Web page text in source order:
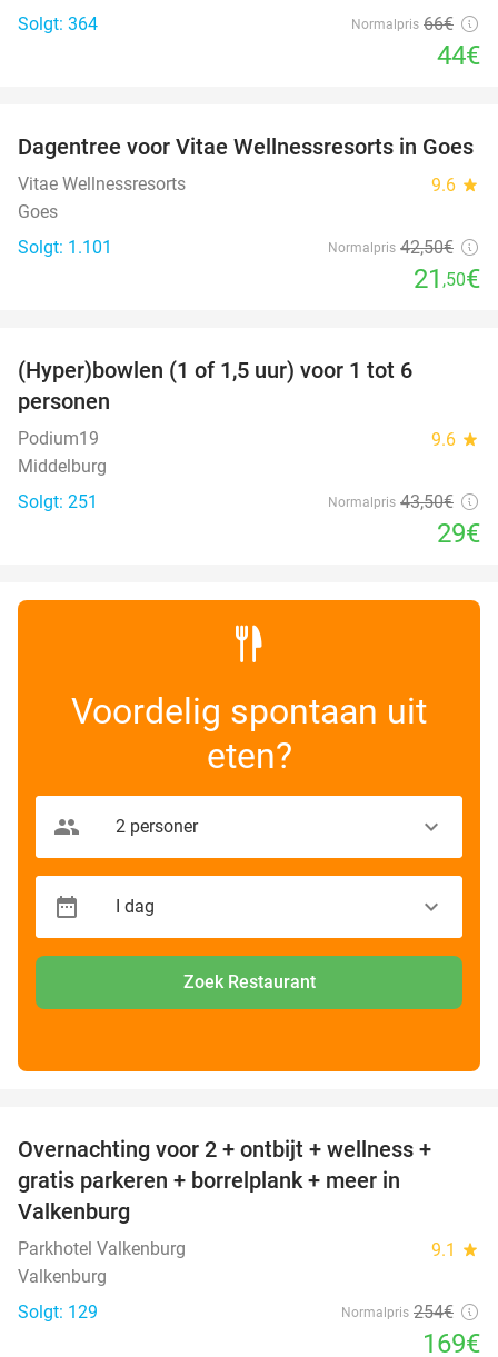
Solgt: 364
Normalpris 66€
44€
49%
Dagentree voor Vitae Wellnessresorts in Goes
Vitae Wellnessresorts 9.6 star
Goes
Solgt: 1.101
Normalpris 42,50€
21 ,50€
(Hyper)bowlen (1 of 1,5 uur) voor 1 tot 6
personen
Podium19 9.6 star
Middelburg
Solgt: 251
Normalpris 43,50€
29€
Voordelig spontaan uit
eten?
Zoek Restaurant
33%
Overnachting voor 2 + ontbijt + wellness +
gratis parkeren + borrelplank + meer in
Valkenburg
Parkhotel Valkenburg 9.1 star
Valkenburg
Solgt: 129
Normalpris 254€
169€